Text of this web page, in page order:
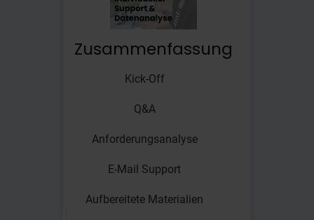
Zusammenfassung
Kick-Off
Q&A
Anforderungsanalyse
E-Mail Support
Aufbereitete Materialien